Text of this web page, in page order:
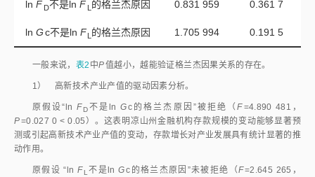
lnF D不是ln F L 的格兰杰原因 0.831 959 0.361 7
ln Gc不是ln F L 的格兰杰原因 1.705 994 0.191 5
一般来说， 表2 中P值越小，越能验证格兰杰因果关系的存在。
1） 高新技术产业产值的驱动因素分析。
原假设“ln FD不是ln Gc的格兰杰原因”被拒绝（F=4.890 481，
P=0.027 0< 0.05）。这表明凉山州金融机构存款规模的变动能够显著预
测或引起高新技术产业产值的变动，存款增长对产业发展具有统计显著的推
动作用。
原假设 “ln FL 不是lnGc的格兰杰原因”未被拒绝（F=2.645 265，